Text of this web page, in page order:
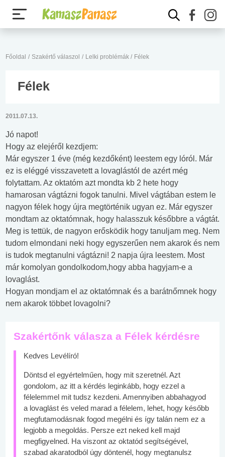
Főoldal / Szakértő válaszol / Lelki problémák / Félek
Félek
2011.07.13.
Jó napot!
Hogy az elejéről kezdjem:
Már egyszer 1 éve (még kezdőként) leestem egy lóról. Már
ez is eléggé visszavetett a lovaglástól de azért még
folytattam. Az oktatóm azt mondta kb 2 hete hogy
hamarosan vágtázni fogok tanulni. Mivel vágtában estem le
nagyon félek hogy újra megtörténik ugyan ez. Már egyszer
mondtam az oktatómnak, hogy halasszuk későbbre a vágtát.
Meg is tettük, de nagyon erősködik hogy tanuljam meg. Nem
tudom elmondani neki hogy egyszerűen nem akarok és nem
is tudok megtanulni vágtázni! 2 napja újra leestem. Most
már komolyan gondolkodom,hogy abba hagyjam-e a
lovaglást.
Hogyan mondjam el az oktatómnak és a barátnőmnek hogy
nem akarok többet lovagolni?
Szakértőnk válasza a Félek kérdésre
Kedves Levélíró!
Döntsd el egyértelműen, hogy mit szeretnél. Azt
gondolom, az itt a kérdés leginkább, hogy ezzel a
félelemmel mit tudsz kezdeni. Amennyiben abbahagyod
a lovaglást és veled marad a félelem, lehet, hogy később
megfutamodásnak fogod megélni és így talán nem ez a
legjobb a megoldás. Persze ezt neked kell majd
megfigyelned. Ha viszont az oktatód segítségével,
szabad akaratodból úgy döntenél, hogy megtanulsz